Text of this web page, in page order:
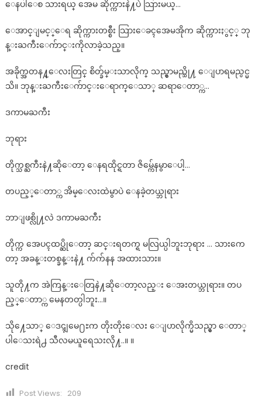
ေနပါေစ သားရယ္ အေမ ဆိုက္ကားနဲ႔ပဲ သြားမယ္…
ေအာင္ျမင့္ေရ ဆိုက္ကားတစ္စီး သြားေခၚအေမအိုက ဆိုက္ကားႏွင့္ ဘု
န္းႀကီးေက်ာင္းကိုလာခဲ့သည္။
အခိုက္အတန႔္ေလးတြင္ စိတ္ခ်မ္းသာလိုက္ သည္မွာမည္သို႔ ေျပာရမည္ပင္မ
သိ။ ဘုန္းႀကီးေက်ာင္းေရာက္ေသာ္ ဆရာေတာ္က…
ဒကာမႀကီး
ဘုရား
တိုက္သစ္ႀကီးနဲ႔ဆိုေတာ့ ေနရထိုင္ရတာ ဇိမ္က်ေနမွာေပါ့…
တပည့္ေတာ္က အိမ္ေလးထဲမွာပဲ ေနခဲ့တယ္ဘုရား
ဘာျဖစ္လို႔လဲ ဒကာမႀကီး
တိုက္က အေပၚထပ္ဆိုေတာ့ ဆင္းရတက္ရ မလြယ္ပါဘူးဘုရား … သားကေ
တာ့ အခန္းတစ္ခန္းနဲ႔ က်က်နန အထားသား။
သူတို႔က အဲကြန္းေတြနဲ႔ဆိုေတာ့လည္း ေအးတယ္ဘုရား။ တပ
ည့္ေတာ္က မေနတတ္ပါဘူး…။
သို႔ေသာ္ ေဒၚျမေ႐ႊက တိုးတိုးေလး ေျပာလိုက္မိသည္မွာ ေတာ္
ပါေသးရဲ႕ သီလမယူရေသးလို႔..။ ။
credit
Post Views: 209